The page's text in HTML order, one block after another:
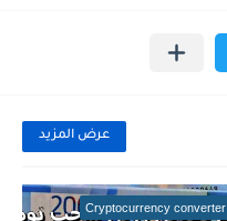
عرض المزيد
Cryptocurrency converter